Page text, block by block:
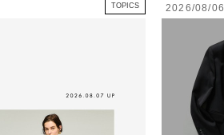
TOPICS 2026/08/06